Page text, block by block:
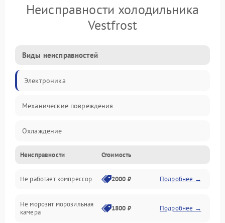
Неисправности холодильника
Vestfrost
Виды неисправностей
Электроника
Механические повреждения
Охлаждение
Механика
Электропитание
Дренаж
Неисправности Стоимость
Не работает компрессор 2000 ₽ Подробнее →
Не морозит морозильная
камера
1800 ₽ Подробнее →